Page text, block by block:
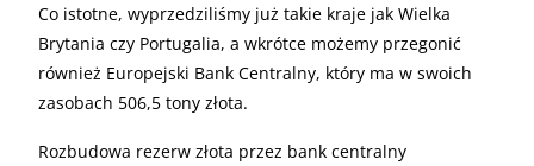
Co istotne, wyprzedziliśmy już takie kraje jak Wielka
Brytania czy Portugalia, a wkrótce możemy przegonić
również Europejski Bank Centralny, który ma w swoich
zasobach 506,5 tony złota.
Rozbudowa rezerw złota przez bank centralny